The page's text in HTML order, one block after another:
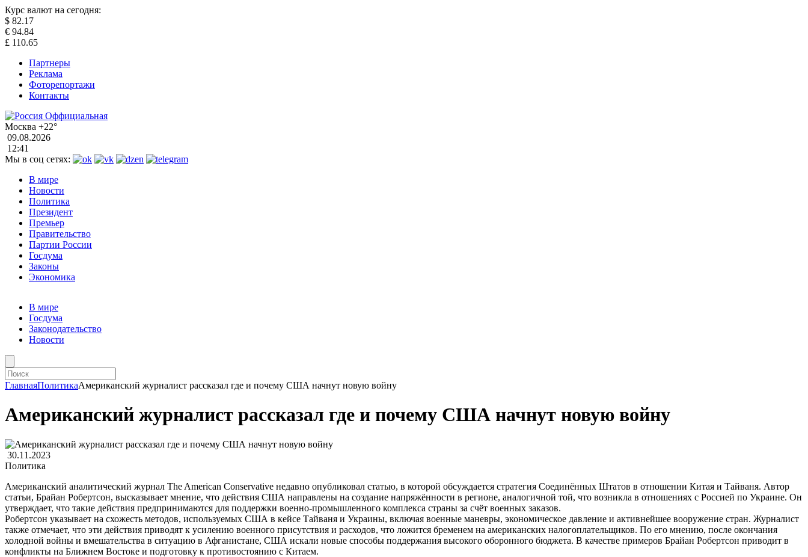
Курс валют на сегодня:
$ 82.17
€ 94.84
£ 110.65
Партнеры
Реклама
Фоторепортажи
Контакты
Москва +22°
09.08.2026
12:41
Мы в соц сетях:
В мире
Новости
Политика
Президент
Премьер
Правительство
Партии России
Госдума
Законы
Экономика
В мире
Госдума
Законодательство
Новости
ГлавнаяПолитикаАмериканский журналист рассказал где и почему США начнут новую войну
Американский журналист рассказал где и почему США начнут новую войну
30.11.2023
Политика
Американский аналитический журнал The American Conservative недавно опубликовал статью, в которой обсуждается стратегия Соединённых Штатов в отношении Китая и Тайваня. Автор
статьи, Брайан Робертсон, высказывает мнение, что действия США направлены на создание напряжённости в регионе, аналогичной той, что возникла в отношениях с Россией по Украине. Он
утверждает, что такие действия предпринимаются для поддержки военно-промышленного комплекса страны за счёт военных заказов.
Робертсон указывает на схожесть методов, используемых США в кейсе Тайваня и Украины, включая военные маневры, экономическое давление и активнейшее вооружение стран. Журналист
также отмечает, что эти действия приводят к усилению военного присутствия и расходов, что ложится бременем на американских налогоплательщиков. По его мнению, после окончания
холодной войны и вмешательства в ситуацию в Афганистане, США искали новые способы поддержания высокого оборонного бюджета. В качестве примеров Брайан Робертсон приводит в
конфликты на Ближнем Востоке и подготовку к противостоянию с Китаем.